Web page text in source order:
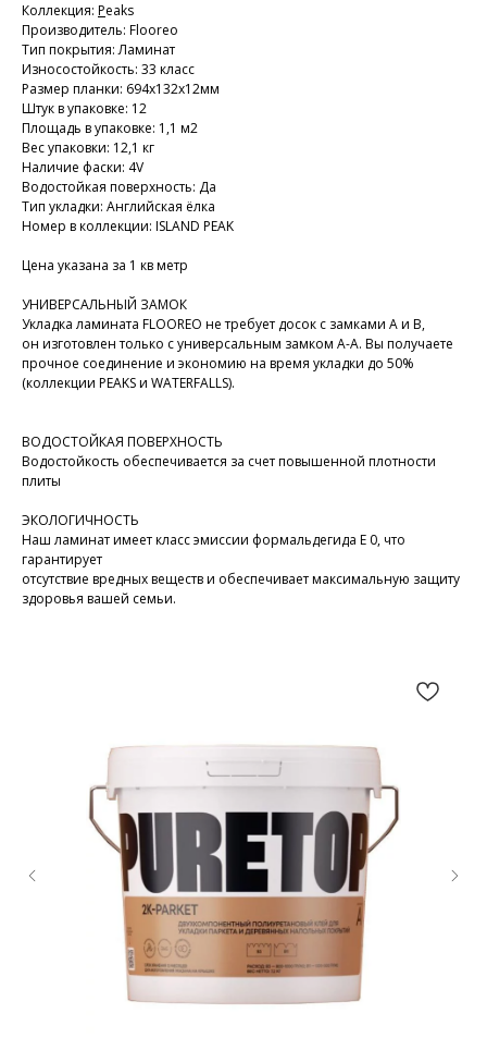
Коллекция: Peaks
Производитель: Flooreo
Тип покрытия: Ламинат
Износостойкость: 33 класс
Размер планки: 694х132х12мм
Штук в упаковке: 12
Площадь в упаковке: 1,1 м2
Вес упаковки: 12,1 кг
Наличие фаски: 4V
Водостойкая поверхность: Да
Тип укладки: Английская ёлка
Номер в коллекции: ISLAND PEAK
Цена указана за 1 кв метр
УНИВЕРСАЛЬНЫЙ ЗАМОК
Укладка ламината FLOOREO не требует досок с замками А и В,
он изготовлен только с универсальным замком А-А. Вы получаете
прочное соединение и экономию на время укладки до 50%
(коллекции PEAKS и WATERFALLS).
ВОДОСТОЙКАЯ ПОВЕРХНОСТЬ
Водостойкость обеспечивается за счет повышенной плотности
плиты
ЭКОЛОГИЧНОСТЬ
Наш ламинат имеет класс эмиссии формальдегида E 0, что
гарантирует
отсутствие вредных веществ и обеспечивает максимальную защиту
здоровья вашей семьи.